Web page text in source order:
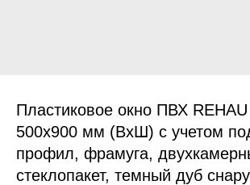
Пластиковое окно ПВХ
500x900 мм (ВхШ) с учетом
профил, фрамуга,
стеклопакет, темный дуб